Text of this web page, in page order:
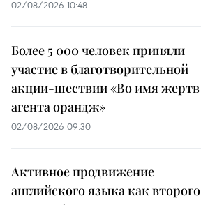
02/08/2026 10:48
Более 5 000 человек приняли
участие в благотворительной
акции-шествии «Во имя жертв
агента орандж»
02/08/2026 09:30
Активное продвижение
английского языка как второго